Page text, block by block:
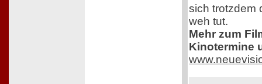
sich trotzdem
weh tut.
Mehr zum
Kinotermine